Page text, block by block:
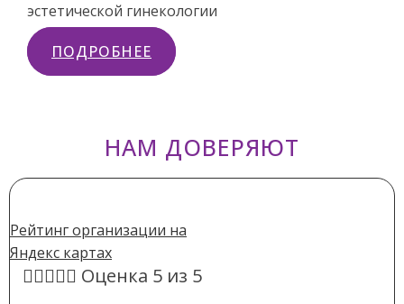
эстетической гинекологии
ПОДРОБНЕЕ
НАМ ДОВЕРЯЮТ
Рейтинг организации на
Яндекс картах
 Оценка 5 из 5